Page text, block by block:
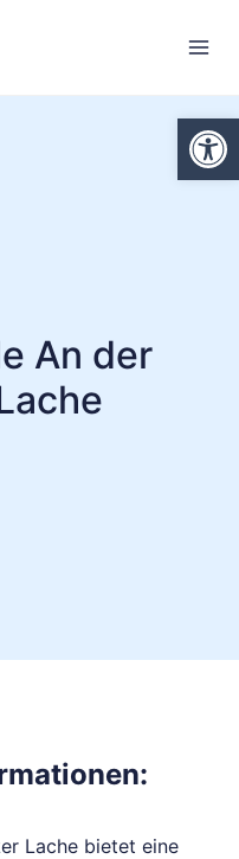
An der
Lache bietet eine